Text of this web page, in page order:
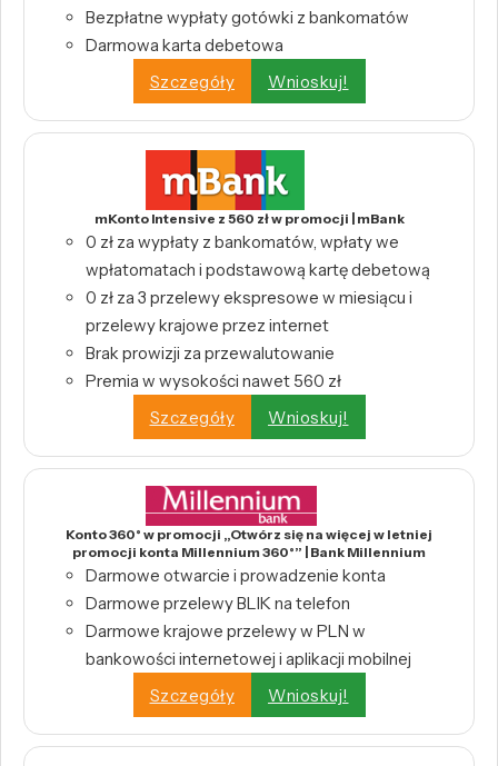
Bezpłatne wypłaty gotówki z bankomatów
Darmowa karta debetowa
Szczegóły
Wnioskuj!
mKonto Intensive z 560 zł w promocji | mBank
0 zł za wypłaty z bankomatów, wpłaty we
wpłatomatach i podstawową kartę debetową
0 zł za 3 przelewy ekspresowe w miesiącu i
przelewy krajowe przez internet
Brak prowizji za przewalutowanie
Premia w wysokości nawet 560 zł
Szczegóły
Wnioskuj!
Konto 360° w promocji „Otwórz się na więcej w letniej
promocji konta Millennium 360°” | Bank Millennium
Darmowe otwarcie i prowadzenie konta
Darmowe przelewy BLIK na telefon
Darmowe krajowe przelewy w PLN w
bankowości internetowej i aplikacji mobilnej
Szczegóły
Wnioskuj!